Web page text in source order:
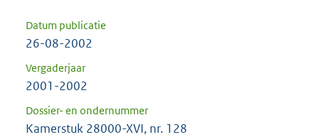
Datum publicatie
26-08-2002
Vergaderjaar
2001-2002
Dossier- en ondernummer
Kamerstuk 28000-XVI, nr. 128